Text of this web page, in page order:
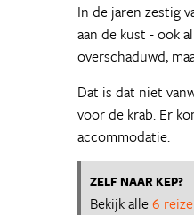
In de jaren zestig
aan de kust - ook
overschaduwd,
Dat is dat niet
voor de krab. Er
accommodatie.
ZELF NAAR KEP?
Bekijk alle6